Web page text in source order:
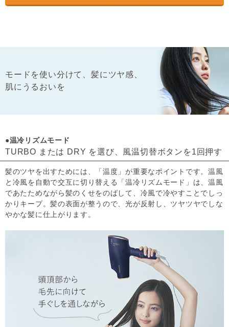
モードを使い分けて、髪にツヤ感、
肌にうるおいを
●温冷リズムモード
TURBO または DRY を選び、風温切替ボタンを1回押す
髪のツヤを出すためには、「温度」が重要なポイントです。温風
と冷風を自動で交互に切り替える「温冷リズムモード」は、温風
であたためながら髪のくせをのばして、冷風で冷やすことでしっ
かりキープ。髪の表面が整うので、光が反射し、ツヤツヤでしな
やかな髪に仕上がります。